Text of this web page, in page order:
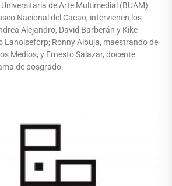
de Arte Multimedial (BUAM)
Nacional del Cacao, intervienen los
Alejandro, David Barberán y Kike
Lanoiseforp; Ronny Albuja, maestrando de
Medios, y Ernesto Salazar, docente
de posgrado.